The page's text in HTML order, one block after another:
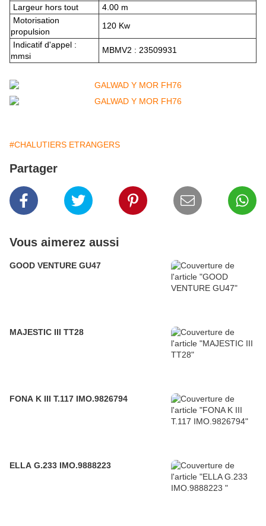
Largeur hors tout
4.00 m
Motorisation
propulsion
120 Kw
Indicatif d'appel :
mmsi
MBMV2 : 23509931
#CHALUTIERS ETRANGERS
Partager
Vous aimerez aussi
GOOD VENTURE GU47
MAJESTIC III TT28
FONA K III T.117 IMO.9826794
ELLA G.233 IMO.9888223